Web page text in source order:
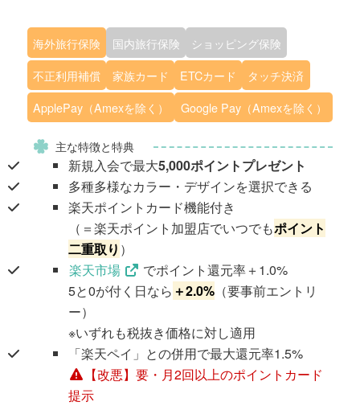
海外旅行保険 国内旅行保険
ショッピング保険
不正利用補償
家族カード ETCカード
タッチ決済
ApplePay（Amexを除く）
Google Pay（Amexを除く）
主な特徴と特典
新規入会で最大5,000ポイントプレゼント
多種多様なカラー・デザインを選択できる
楽天ポイントカード機能付き
（＝楽天ポイント加盟店でいつでもポイント
二重取り ）
楽天市場
でポイント還元率＋1.0%
5と0が付く日なら ＋2.0% （要事前エントリ
ー）
※いずれも税抜き価格に対し適用
「楽天ペイ」との併用で最大還元率1.5%
【改悪】要・月2回以上のポイントカード
提示